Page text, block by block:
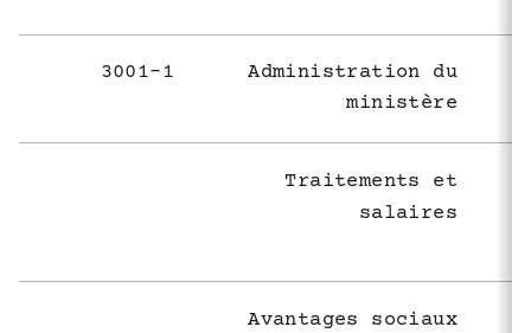
3001-1
Administration du
ministère
Traitements et
salaires
Avantages sociaux